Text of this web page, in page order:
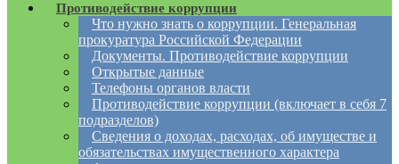
Противодействие коррупции
Что нужно знать о коррупции. Генеральная
прокуратура Российской Федерации
Документы. Противодействие коррупции
Открытые данные
Телефоны органов власти
Противодействие коррупции (включает в себя 7
подразделов)
Сведения о доходах, расходах, об имуществе и
обязательствах имущественного характера